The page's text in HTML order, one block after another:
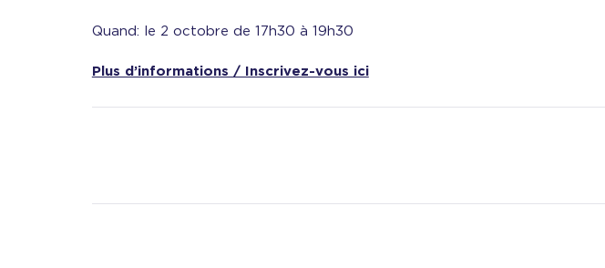
Quand: le 2 octobre de 17h30 à 19h30
Plus d’informations / Inscrivez-vous ici